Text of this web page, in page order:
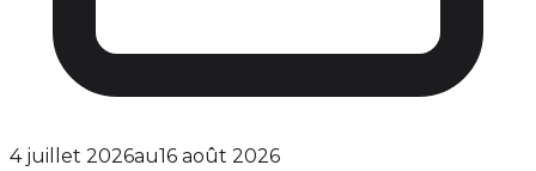
4 juillet 2026au16 août 2026